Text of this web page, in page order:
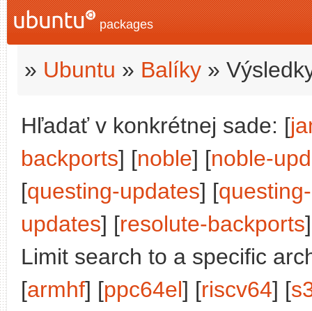
packages
» Ubuntu » Balíky »
Hľadať v konkrétnej sade: [
backports] [noble] [noble-
[questing-updates] [
updates] [resolute-backports
Limit search to a specific
[armhf] [ppc64el] [riscv64] [